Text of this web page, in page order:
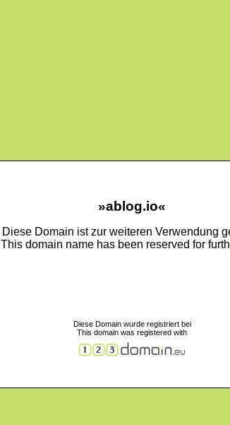
»ablog.io«
Diese Domain ist zur weiteren Verwendung
This domain name has been reserved for
Diese Domain wurde registriert bei
This domain was registered with